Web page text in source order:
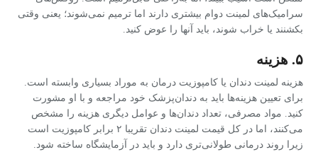
سرامیک‌های لمینت دوام بیشتری دارند اما ترمیم‌ نمی‌شوند؛ یعنی وقتی
بکشنند یا خراب شوند، باید آنها را عوض کنید.
۵. هزینه
هزینه لمینت دندان یا کامپوزیت درمان به موراد بسیاری وابسته است.
برای تعیین هزینه‌ها باید به دندان‌پزشک خود مراجعه و با او مشورت
کنید. مواد مصرفی، تعداد دندان‌ها و عوامل دیگری هزینه را مشخص
می‌کنند، اما در کل قیمت لمینت دندان تقریبا ۲ برابر کامپوزیت است
زیرا روند درمانی طولانی‌تری دارد و باید در آزمایشگاه ساخته شود.